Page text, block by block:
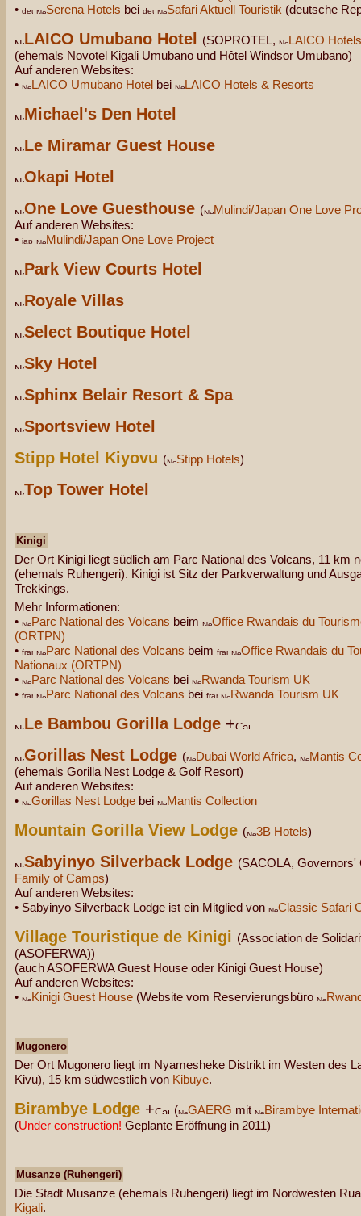
•
Serena Hotels bei Safari Aktuell Touristik (deutsche
LAICO Umubano Hotel (SOPROTEL,
LAICO
(ehemals Novotel Kigali Umubano und Hôtel Windsor Umubano)
Auf anderen Websites:
•
LAICO Umubano Hotel bei LAICO Hotels & Resorts
Michael's Den Hotel
Le Miramar Guest House
Okapi Hotel
One Love Guesthouse (
Mulindi/Japan One Love
Auf anderen Websites:
•
Mulindi/Japan One Love Project
Park View Courts Hotel
Royale Villas
Select Boutique Hotel
Sky Hotel
Sphinx Belair Resort & Spa
Sportsview Hotel
Stipp Hotel Kiyovu ( Stipp Hotels)
Top Tower Hotel
Kinigi
Der Ort Kinigi liegt südlich am Parc National des Volcans, 11 km
(ehemals Ruhengeri). Kinigi ist Sitz der Parkverwaltung und
Trekkings.
Mehr Informationen:
•
Parc National des Volcans beim
Office Rwandais du
(ORTPN)
•
Parc National des Volcans beim
Office Rwandais du
Nationaux (ORTPN)
•
Parc National des Volcans bei
Rwanda Tourism UK
•
Parc National des Volcans bei Rwanda Tourism UK
Le Bambou Gorilla Lodge +
Gorillas Nest Lodge ( Dubai World Africa,
Mantis
(ehemals Gorilla Nest Lodge & Golf Resort)
Auf anderen Websites:
•
Gorillas Nest Lodge bei Mantis Collection
Mountain Gorilla View Lodge ( 3B Hotels)
Sabyinyo Silverback Lodge (SACOLA, Governors'
Family of Camps)
Auf anderen Websites:
• Sabyinyo Silverback Lodge ist ein Mitglied von
Classic Safari
Village Touristique de Kinigi (Association de
(ASOFERWA))
(auch ASOFERWA Guest House oder Kinigi Guest House)
Auf anderen Websites:
•
Kinigi Guest House (Website vom Reservierungsbüro
Mugonero
Der Ort Mugonero liegt im Nyamesheke Distrikt im Westen des
Kivu), 15 km südwestlich von Kibuye.
Birambye Lodge + ( GAERG mit
Birambye
(Under construction! Geplante Eröffnung in 2011)
Musanze (Ruhengeri)
Die Stadt Musanze (ehemals Ruhengeri) liegt im Nordwesten
Kigali.